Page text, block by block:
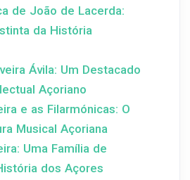
de João de Lacerda:
da História
Ávila: Um Destacado
Açoriano
e as Filarmónicas: O
Musical Açoriana
Uma Família de
dos Açores